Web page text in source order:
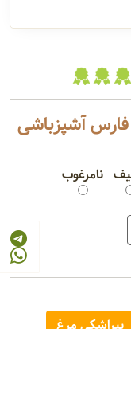
آشپزباشی
نامرغوب
پیراشکی مرغ